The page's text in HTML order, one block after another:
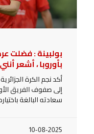
بولبينة : فضلت
بأوروبا ، أشعر
أكد نجم الكرة
إلى صفوف الفريق
سعادته البالغة
10-08-2025